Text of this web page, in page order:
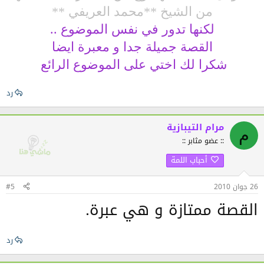
من الشيخ **محمد العريفي **
لكنها تدور في نفس الموضوع ..
القصة جميلة جدا و معبرة ايضا
شكرا لك اختي على الموضوع الرائع
رد
م مرام التيبازية
:: عضو مثابر ::
أحباب اللمة
26 جوان 2010 #5
القصة ممتازة و هي عبرة.
رد